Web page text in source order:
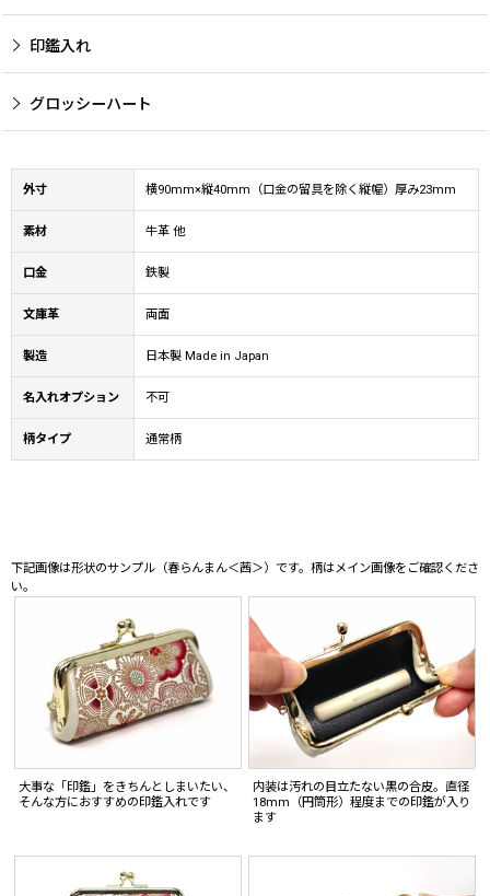
印鑑入れ
グロッシーハート
外寸 横90mm×縦40mm（口金の留具を除く縦幅）厚み23mm
素材 牛革 他
口金 鉄製
文庫革 両面
製造 日本製 Made in Japan
名入れオプション 不可
柄タイプ 通常柄
下記画像は形状のサンプル（春らんまん＜茜＞）です。柄はメイン画像をご確認くださ
い。
大事な「印鑑」をきちんとしまいたい、
そんな方におすすめの印鑑入れです
内装は汚れの目立たない黒の合皮。直径
18mm（円筒形）程度までの印鑑が入り
ます